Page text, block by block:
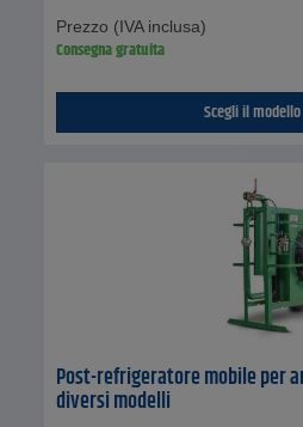
Prezzo (IVA inclusa)
Consegna gratuita
Scegli il
Post-refrigeratore mobile per
diversi modelli